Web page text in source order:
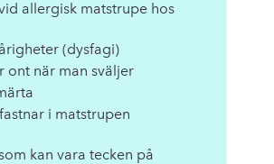
allergisk matstrupe hos
(dysfagi)
ont när man sväljer
i matstrupen
kan vara tecken på